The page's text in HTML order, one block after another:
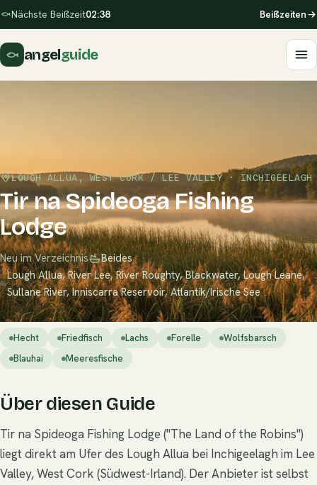
Nächste Beißzeit02:38 Beißzeiten
angelguide
LOUGH ALLUA, WEST CORK / LEE VALLEY · INCHIGEELAGH
Tir na Spideoga Fishing
Lodge
Neu im Verzeichnis
Beides
Lough Allua, River Lee, River Roughty, Blackwater, Lough Leane,
Sullane River, Inniscarra Reservoir, Atlantik/Irische See
Hecht Friedfisch Lachs Forelle
Wolfsbarsch
Blauhai
Meeresfische
Über diesen Guide
Tir na Spideoga Fishing Lodge ("The Land of the Robins")
liegt direkt am Ufer des Lough Allua bei Inchigeelagh im Lee
Valley, West Cork (Südwest-Irland). Der Anbieter ist selbst